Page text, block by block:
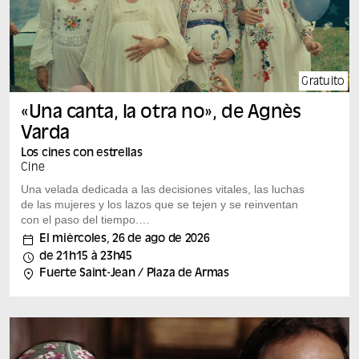
Gratuito
«Una canta, la otra no», de Agnès
Varda
Los cines con estrellas
Cine
Una velada dedicada a las decisiones vitales, las luchas
de las mujeres y los lazos que se tejen y se reinventan
con el paso del tiempo.
Con la presencia de Caroline Chenu, cocomisaria de la
exposición «Bonnes mères» «Una canta, la otra no», de
Agnès Varda, 1977, 2 h Dos chicas viven en París en
1962. Pauline (17 años), que estudia, sueña con dejar a
propia batalla como mujer. Pauline se convierte en
El miércoles, 26 de ago de 2026
de 21h15 à 23h45
Fuerte Saint-Jean / Plaza de Armas